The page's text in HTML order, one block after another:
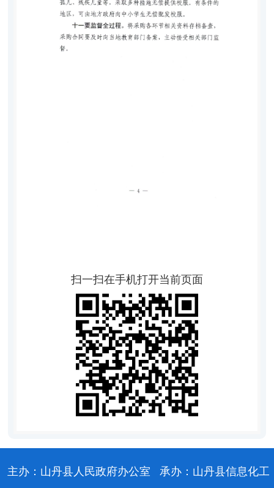
扫一扫在手机打开当前页面
主办：山丹县人民政府办公室 承办：山丹县信息化工